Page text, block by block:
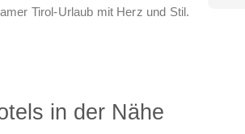
Tirol-Urlaub mit Herz und Stil.
in der Nähe